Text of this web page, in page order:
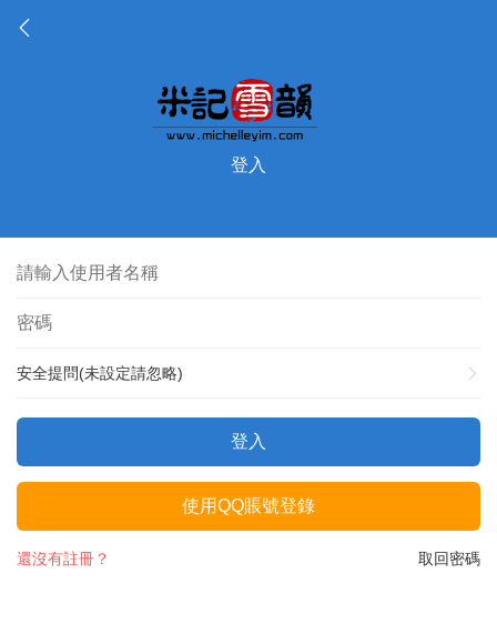
登入
安全提問(未設定請忽略)
登入
使用QQ賬號登錄
取回密碼
還沒有註冊？